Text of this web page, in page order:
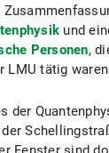
und
Personen,
LMU tätig
der